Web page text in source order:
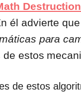
él advierte
para
estos
de estos